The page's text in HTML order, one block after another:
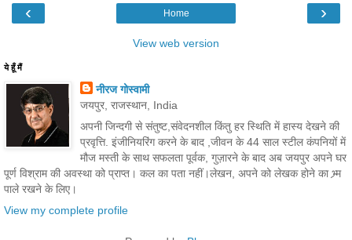
‹ ›
Home
View web version
ये हूँ मैं
नीरज गोस्वामी
जयपुर, राजस्थान, India
अपनी जिन्दगी से संतुष्ट,संवेदनशील किंतु हर स्थिति में हास्य देखने की
प्रवृत्ति. इंजीनियरिंग करने के बाद ,जीवन के 44 साल स्टील कंपनियों में
मौज मस्ती के साथ सफलता पूर्वक, गुज़ारने के बाद अब जयपुर अपने घर
पूर्ण विश्राम की अवस्था को प्राप्त। कल का पता नहीं।लेखन, अपने को लेखक होने का भ्र्म
पाले रखने के लिए।
View my complete profile